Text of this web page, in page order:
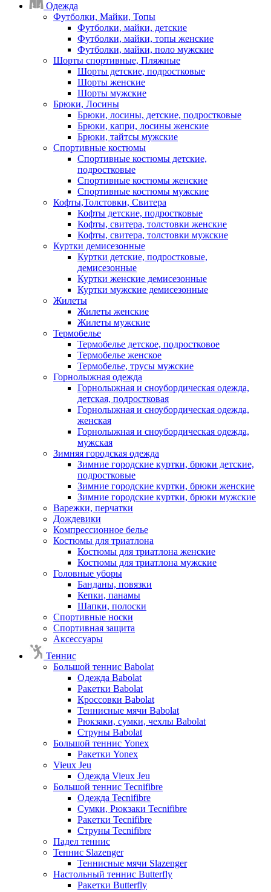
Одежда
Футболки, Майки, Топы
Футболки, майки, детские
Футболки, майки, топы женские
Футболки, майки, поло мужские
Шорты спортивные, Пляжные
Шорты детские, подростковые
Шорты женские
Шорты мужские
Брюки, Лосины
Брюки, лосины, детские, подростковые
Брюки, капри, лосины женские
Брюки, тайтсы мужские
Спортивные костюмы
Спортивные костюмы детские,
подростковые
Спортивные костюмы женские
Спортивные костюмы мужские
Кофты,Толстовки, Свитера
Кофты детские, подростковые
Кофты, свитера, толстовки женские
Кофты, свитера, толстовки мужские
Куртки демисезонные
Куртки детские, подростковые,
демисезонные
Куртки женские демисезонные
Куртки мужские демисезонные
Жилеты
Жилеты женские
Жилеты мужские
Термобелье
Термобелье детское, подростковое
Термобелье женское
Термобелье, трусы мужские
Горнолыжная одежда
Горнолыжная и сноубордическая одежда,
детская, подростковая
Горнолыжная и сноубордическая одежда,
женская
Горнолыжная и сноубордическая одежда,
мужская
Зимняя городская одежда
Зимние городские куртки, брюки детские,
подростковые
Зимние городские куртки, брюки женские
Зимние городские куртки, брюки мужские
Варежки, перчатки
Дождевики
Компрессионное белье
Костюмы для триатлона
Костюмы для триатлона женские
Костюмы для триатлона мужские
Головные уборы
Банданы, повязки
Кепки, панамы
Шапки, полоски
Спортивные носки
Спортивная защита
Аксессуары
Теннис
Большой теннис Babolat
Одежда Babolat
Ракетки Babolat
Кроссовки Babolat
Теннисные мячи Babolat
Рюкзаки, сумки, чехлы Babolat
Струны Babolat
Большой теннис Yonex
Ракетки Yonex
Vieux Jeu
Одежда Vieux Jeu
Большой теннис Tecnifibre
Одежда Tecnifibre
Сумки, Рюкзаки Tecnifibre
Ракетки Tecnifibre
Струны Tecnifibre
Падел теннис
Теннис Slazenger
Теннисные мячи Slazenger
Настольный теннис Butterfly
Ракетки Butterfly